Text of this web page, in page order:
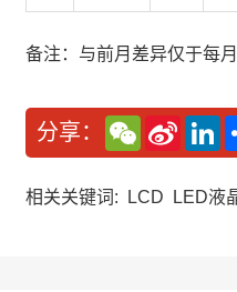
备注：与前月差异仅于每
分享：
W
e
C
a
S
n
W
L
n
e
相关关键词: LCD LED液